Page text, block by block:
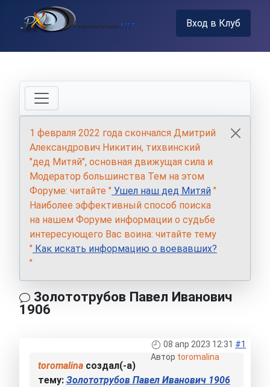
Вход в Клуб
1 февраля 2022 года скончался Дмитрий
Александрович Никитин, тихвинский
"дед Митяй", основная движущая сила и
Модератор большинства Тем на этом
Форуме: читайте " Ушел наш дед Митяй "
Наиболее эффективный способ поиска
на нашем Форуме информации о судьбе
интересующего Вас воина: читайте тему
" Как искать информацию о воевавших?
"
Золототрубов Павел Иванович
1906
08 апр 2023 12:31 #1
Автор toromalina
toromalina создал(-а)
тему: Золототрубов Павел Иванович 1906